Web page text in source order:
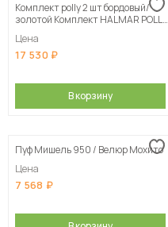
Комплект polly 2 шт бордовый/
золотой Комплект HALMAR POLLY
Цена
17 530
В корзину
Пуф Мишель 950 / Велюр Мохито
Цена
7 568